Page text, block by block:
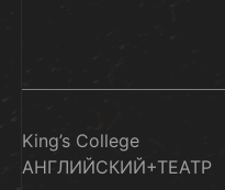
King’s College
АНГЛИЙСКИЙ+ТЕАТР